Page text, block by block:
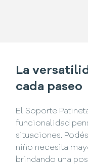
La
cada paseo
El Soporte
funcionalidad
situaciones.
niño necesita
brindando una